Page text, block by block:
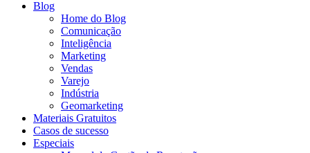
Blog
Home do Blog
Comunicação
Inteligência
Marketing
Vendas
Varejo
Indústria
Geomarketing
Materiais Gratuitos
Casos de sucesso
Especiais